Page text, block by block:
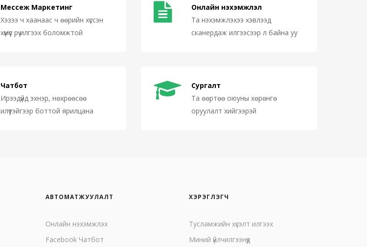
Мессеж Маркетинг
Хэзээ ч хаанаас ч өөрийн хүссэн
хүмүүс рүү илгээх боломжтой
Онлайн нэхэмжлэл
Та нэхэмжлэхээ хэвлээд
сканердаж илгээсээр л байна уу
Чатбот
Ирээдүйд эхнэр, нөхрөөсөө
илүүтэйгээр боттой ярилцана
Сургалт
Та өөртөө оюуны хөрөнгө
оруулалт хийгээрэй
АВТОМАТЖУУЛАЛТ
Онлайн нэхэмжлэх
Facebook Чатбот
ХЭРЭГЛЭГЧ
Тусламжийн хүсэлт илгээх
Миний үйлчилгээнүүд